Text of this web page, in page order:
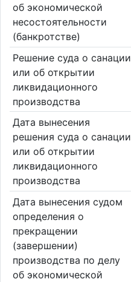
об экономической
несостоятельности
(банкротстве)
Решение суда о санации
или об открытии
ликвидационного
производства
Дата вынесения
решения суда о санации
или об открытии
ликвидационного
производства
Дата вынесения судом
определения о
прекращении
(завершении)
производства по делу
об экономической